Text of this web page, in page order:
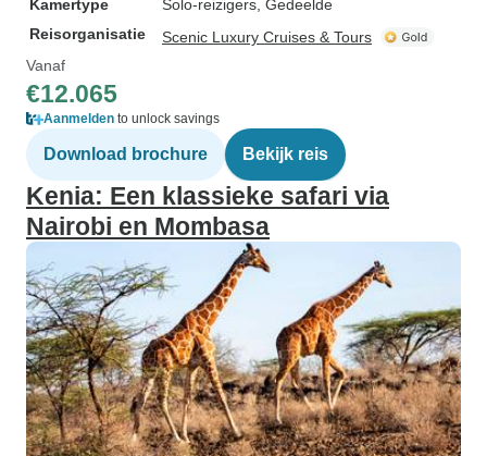
Kamertype
Solo-reizigers, Gedeelde
Reisorganisatie
Scenic Luxury Cruises & Tours
Vanaf
€12.065
Aanmelden to unlock savings
Download brochure Bekijk reis
Kenia: Een klassieke safari via
Nairobi en Mombasa